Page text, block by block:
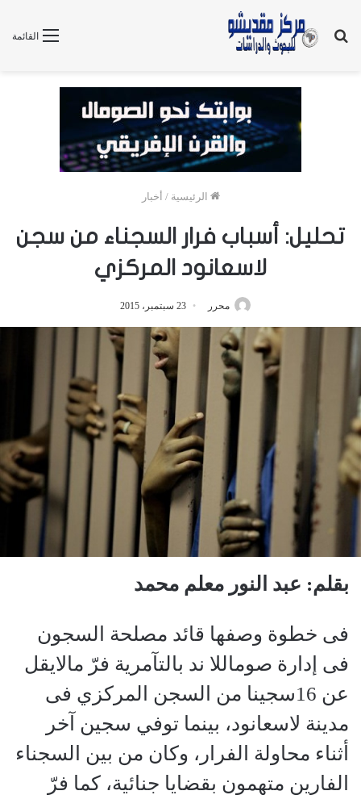
القائمة
بحث
الرئيسية / أخبار
تحليل: أسباب فرار السجناء من سجن
لاسعانود المركزي
محرر 23 سبتمبر، 2015
بقلم: عبد النور معلم محمد
فى خطوة وصفها قائد مصلحة السجون
فى إدارة صوماللا ند بالتآمرية فرّ مالايقل
عن 16سجينا من السجن المركزي فى
مدينة لاسعانود، بينما توفي سجين آخر
أثناء محاولة الفرار، وكان من بين السجناء
الفارين متهمون بقضايا جنائية، كما فرّ